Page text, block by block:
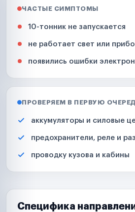
ЧАСТЫЕ СИМПТОМЫ
10-тонник не запускается
не работает свет или
появились ошибки
ПРОВЕРЯЕМ В ПЕРВУЮ
аккумуляторы и силовые
предохранители, реле и
проводку кузова и кабины
Специфика